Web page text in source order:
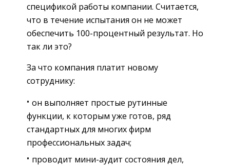
спецификой работы компании. Считается,
что в течение испытания он не может
обеспечить 100-процентный результат. Но
так ли это?
За что компания платит новому
сотруднику:
он выполняет простые рутинные
функции, к которым уже готов, ряд
стандартных для многих фирм
профессиональных задач;
проводит мини-аудит состояния дел,